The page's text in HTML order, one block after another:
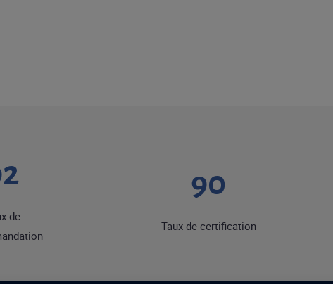
de
90
Taux de certification